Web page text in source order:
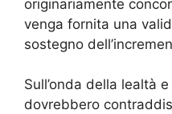
originariamente
venga fornita una
sostegno
Sull’onda della lealtà
dovrebbero